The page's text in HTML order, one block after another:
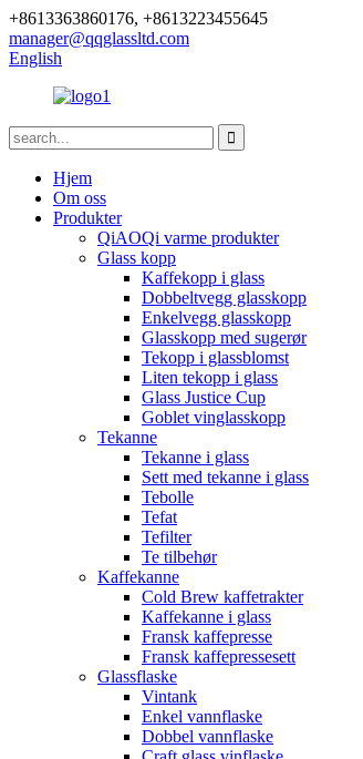
+8613363860176, +8613223455645
manager@qqglassltd.com
English
Hjem
Om oss
Produkter
QiAOQi varme produkter
Glass kopp
Kaffekopp i glass
Dobbeltvegg glasskopp
Enkelvegg glasskopp
Glasskopp med sugerør
Tekopp i glassblomst
Liten tekopp i glass
Glass Justice Cup
Goblet vinglasskopp
Tekanne
Tekanne i glass
Sett med tekanne i glass
Tebolle
Tefat
Tefilter
Te tilbehør
Kaffekanne
Cold Brew kaffetrakter
Kaffekanne i glass
Fransk kaffepresse
Fransk kaffepressesett
Glassflaske
Vintank
Enkel vannflaske
Dobbel vannflaske